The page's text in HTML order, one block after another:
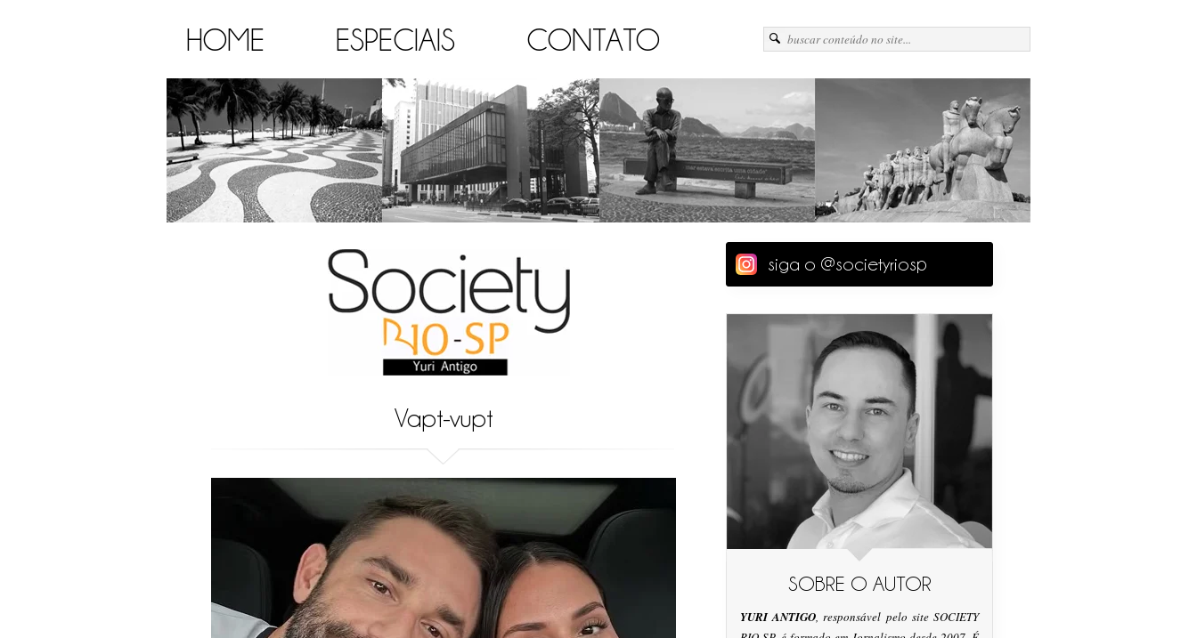
HOME ESPECIAIS CONTATO
Vapt-vupt
siga o @societyriosp
SOBRE O AUTOR
YURI ANTIGO, responsável pelo site SOCIETY